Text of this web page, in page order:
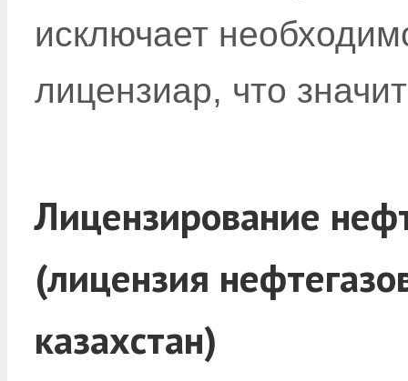
исключает
лицензиар, что
Лицензирование
(лицензия
казахстан)